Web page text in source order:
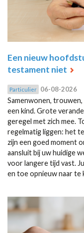
Een nieuw
testament niet
Particulier 06-08-2026
Samenwonen,
een kind. Grote
geregel met zich mee.
regelmatig liggen: het
zijn een goed moment
aansluit bij uw huidige
voor langere tijd vast.
en toe opnieuw naar te